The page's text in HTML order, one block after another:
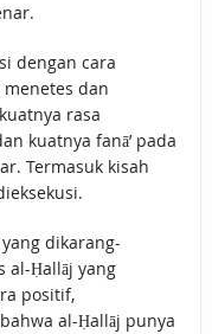
dengan cara
dan
rasa
kuatnya fanā’ pada
Termasuk kisah
dikarang-
al-Ḥallāj yang
positif,
al-Ḥallāj punya